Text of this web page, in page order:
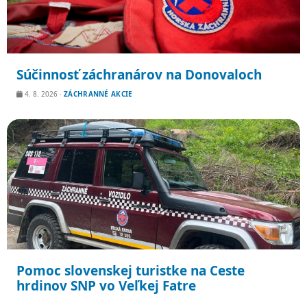
Súčinnosť záchranárov na Donovaloch
4. 8. 2026 · ZÁCHRANNÉ AKCIE
Pomoc slovenskej turistke na Ceste
hrdinov SNP vo Veľkej Fatre